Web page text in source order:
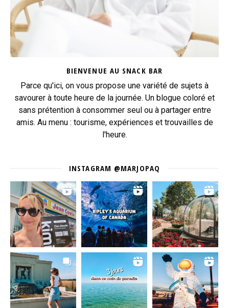
BIENVENUE AU SNACK BAR
Parce qu'ici, on vous propose une variété de sujets à
savourer à toute heure de la journée. Un blogue coloré et
sans prétention à consommer seul ou à partager entre
amis. Au menu : tourisme, expériences et trouvailles de
l'heure.
INSTAGRAM @MARJOPAQ